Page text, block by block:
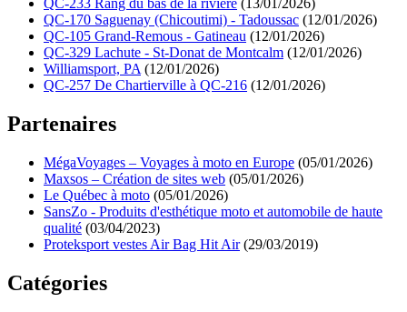
QC-233 Rang du bas de la rivière (13/01/2026)
QC-170 Saguenay (Chicoutimi) - Tadoussac (12/01/2026)
QC-105 Grand-Remous - Gatineau (12/01/2026)
QC-329 Lachute - St-Donat de Montcalm (12/01/2026)
Williamsport, PA (12/01/2026)
QC-257 De Chartierville à QC-216 (12/01/2026)
Partenaires
MégaVoyages – Voyages à moto en Europe (05/01/2026)
Maxsos – Création de sites web (05/01/2026)
Le Québec à moto (05/01/2026)
SansZo - Produits d'esthétique moto et automobile de haute
qualité (03/04/2023)
Proteksport vestes Air Bag Hit Air (29/03/2019)
Catégories